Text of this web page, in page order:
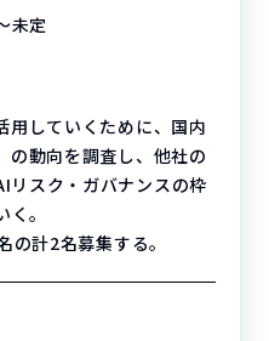
未定
用していくために、国内
の動向を調査し、他社の
リスク・ガバナンスの枠
。
計2名募集する。